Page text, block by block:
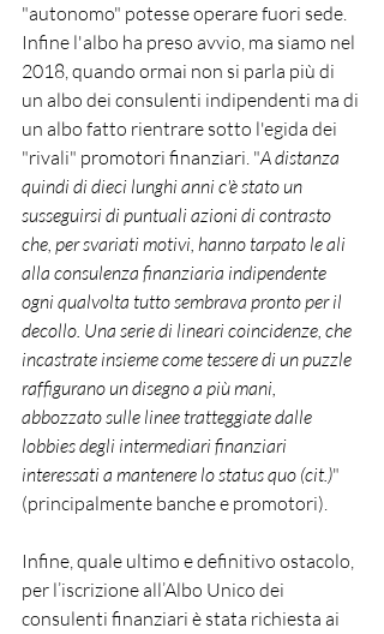
"autonomo" potesse operare fuori sede.
Infine l'albo ha preso avvio, ma siamo nel
2018, quando ormai non si parla più di
un albo dei consulenti indipendenti ma di
un albo fatto rientrare sotto l'egida dei
"rivali" promotori finanziari. "A distanza
quindi di dieci lunghi anni c'è stato un
susseguirsi di puntuali azioni di contrasto
che, per svariati motivi, hanno tarpato le ali
alla consulenza finanziaria indipendente
ogni qualvolta tutto sembrava pronto per il
decollo. Una serie di lineari coincidenze, che
incastrate insieme come tessere di un puzzle
raffigurano un disegno a più mani,
abbozzato sulle linee tratteggiate dalle
lobbies degli intermediari finanziari
interessati a mantenere lo status quo (cit.)"
(principalmente banche e promotori).
Infine, quale ultimo e definitivo ostacolo,
per l’iscrizione all’Albo Unico dei
consulenti finanziari è stata richiesta ai